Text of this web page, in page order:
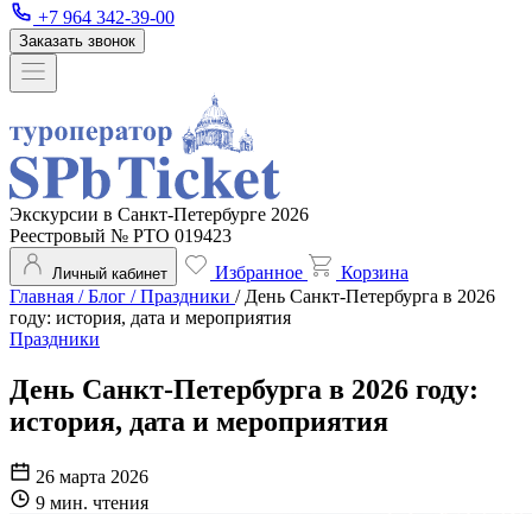
+7 964 342-39-00
Заказать звонок
Экскурсии в Санкт-Петербурге 2026
Реестровый № РТО 019423
Личный кабинет Избранное
Корзина
Главная /Блог /Праздники / День Санкт-Петербурга в 2026
году: история, дата и мероприятия
Праздники
День Санкт-Петербурга в 2026 году:
история, дата и мероприятия
26 марта 2026
9 мин. чтения